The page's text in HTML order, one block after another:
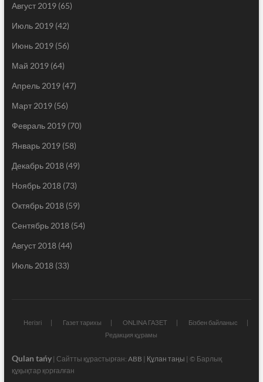
Август 2019(65)
Июль 2019(42)
Июнь 2019(56)
Май 2019(64)
Апрель 2019(47)
Март 2019(56)
Февраль 2019(70)
Январь 2019(58)
Декабрь 2018(49)
Ноябрь 2018(73)
Октябрь 2018(59)
Сентябрь 2018(54)
Август 2018(44)
Июль 2018(33)
Негізгі Газет тарихы ONLINA ГАЗЕТ
Бізбен байланыс
Редакция құрамы
Qulan tańy| Сайтты құрастырған: ABB | Құлан таңы | © Барлық
құқықтар қорғалған